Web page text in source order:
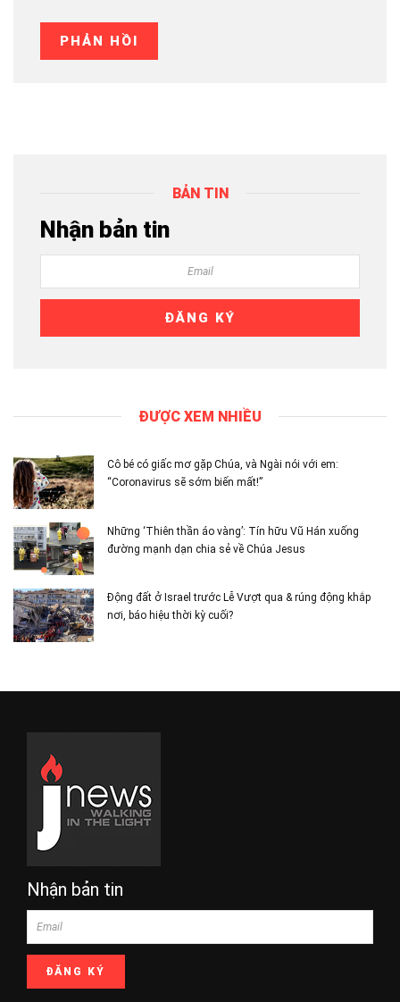
BẢN TIN
Nhận bản tin
ĐƯỢC XEM NHIỀU
Cô bé có giấc mơ gặp Chúa, và Ngài nói với em:
“Coronavirus sẽ sớm biến mất!”
Những ‘Thiên thần áo vàng’: Tín hữu Vũ Hán xuống
đường mạnh dạn chia sẻ về Chúa Jesus
Động đất ở Israel trước Lễ Vượt qua & rúng động khắp
nơi, báo hiệu thời kỳ cuối?
Nhận bản tin